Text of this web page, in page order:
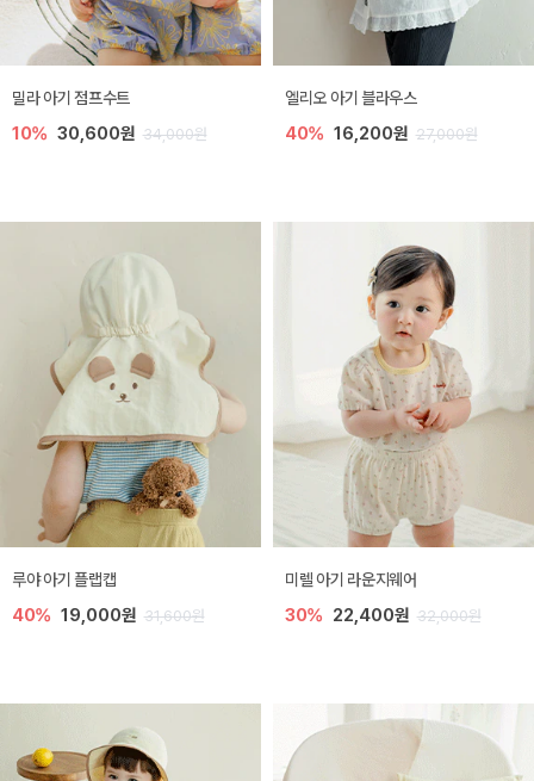
밀라 아기 점프수트
10% 30,600원 34,000원
엘리오 아기 블라우스
40% 16,200원 27,000원
루야 아기 플랩캡
40% 19,000원 31,600원
미렐 아기 라운지웨어
30% 22,400원 32,000원